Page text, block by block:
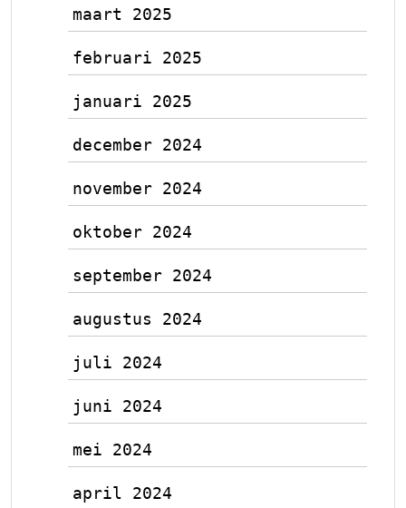
maart 2025
februari 2025
januari 2025
december 2024
november 2024
oktober 2024
september 2024
augustus 2024
juli 2024
juni 2024
mei 2024
april 2024